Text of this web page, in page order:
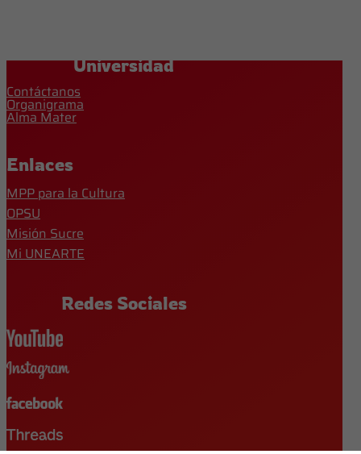
Universidad
Contáctanos
Organigrama
Alma Mater
Enlaces
MPP para la Cultura
OPSU
Misión Sucre
Mi UNEARTE
Redes Sociales